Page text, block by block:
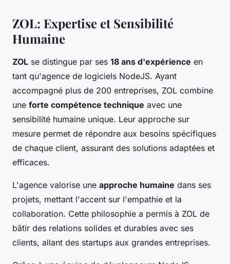
ZOL: Expertise et Sensibilité
Humaine
ZOL se distingue par ses 18 ans d'expérience en
tant qu'agence de logiciels NodeJS. Ayant
accompagné plus de 200 entreprises, ZOL combine
une forte compétence technique avec une
sensibilité humaine unique. Leur approche sur
mesure permet de répondre aux besoins spécifiques
de chaque client, assurant des solutions adaptées et
efficaces.
L'agence valorise une approche humaine dans ses
projets, mettant l'accent sur l'empathie et la
collaboration. Cette philosophie a permis à ZOL de
bâtir des relations solides et durables avec ses
clients, allant des startups aux grandes entreprises.